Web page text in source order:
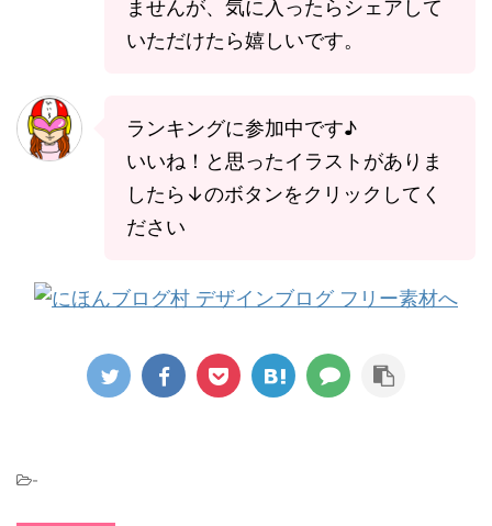
ませんが、気に入ったらシェアして
いただけたら嬉しいです。
ランキングに参加中です♪
いいね！と思ったイラストがありま
したら↓のボタンをクリックしてく
ださい
-